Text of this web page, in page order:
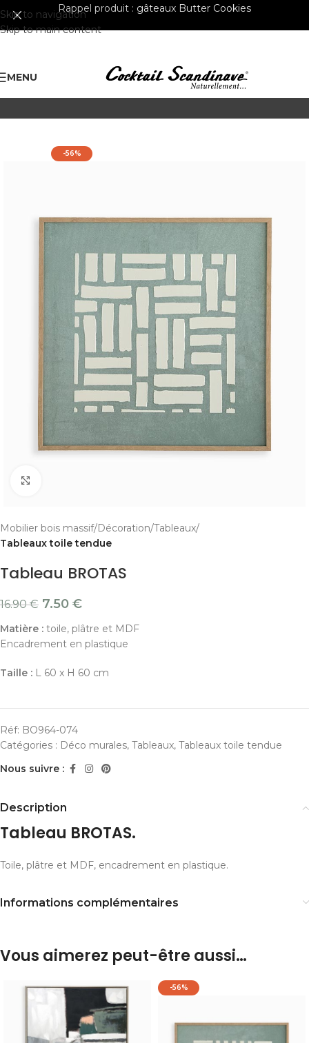
Skip to navigation
Skip to main content
Rappel produit : gâteaux Butter Cookies
MENU
-56%
Mobilier bois massif Décoration Tableaux
Tableaux toile tendue
Tableau BROTAS
16.90€ 7.50 €
Matière : toile, plâtre et MDF
Encadrement en plastique
Taille : L 60 x H 60 cm
Réf: BO964-074
Catégories : Déco murales, Tableaux, Tableaux toile tendue
Nous suivre :
Description
Tableau BROTAS.
Toile, plâtre et MDF, encadrement en plastique.
Informations complémentaires
Vous aimerez peut-être aussi…
-56%